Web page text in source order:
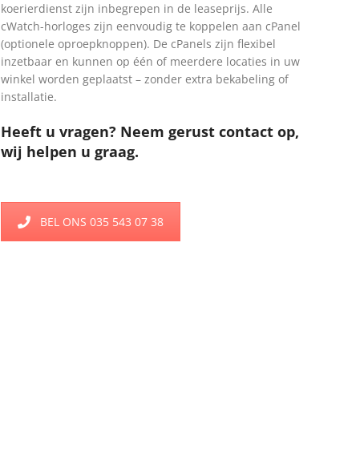
koerierdienst zijn inbegrepen in de leaseprijs. Alle
cWatch-horloges zijn eenvoudig te koppelen aan cPanel
(optionele oproepknoppen). De cPanels zijn flexibel
inzetbaar en kunnen op één of meerdere locaties in uw
winkel worden geplaatst – zonder extra bekabeling of
installatie.
Heeft u vragen? Neem gerust contact op,
wij helpen u graag.
BEL ONS 035 543 07 38